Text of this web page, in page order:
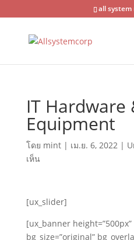
all
IT Hardware
Equipment
โดย mint| เม.ย. 6, 2022|
เห็น
[ux_slider]
[ux_banner height=”500px”
bg_size=”original”